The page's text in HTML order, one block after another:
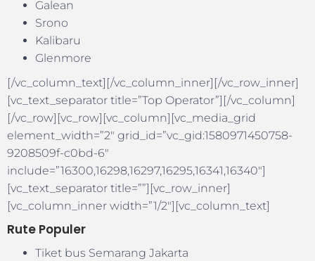
Galean
Srono
Kalibaru
Glenmore
[/vc_column_text][/vc_column_inner][/vc_row_inner]
[vc_text_separator title=”Top Operator”][/vc_column]
[/vc_row][vc_row][vc_column][vc_media_grid
element_width=”2″ grid_id=”vc_gid:1580971450758-
9208509f-c0bd-6″
include=”16300,16298,16297,16295,16341,16340″]
[vc_text_separator title=””][vc_row_inner]
[vc_column_inner width=”1/2″][vc_column_text]
Rute Populer
Tiket bus Semarang Jakarta